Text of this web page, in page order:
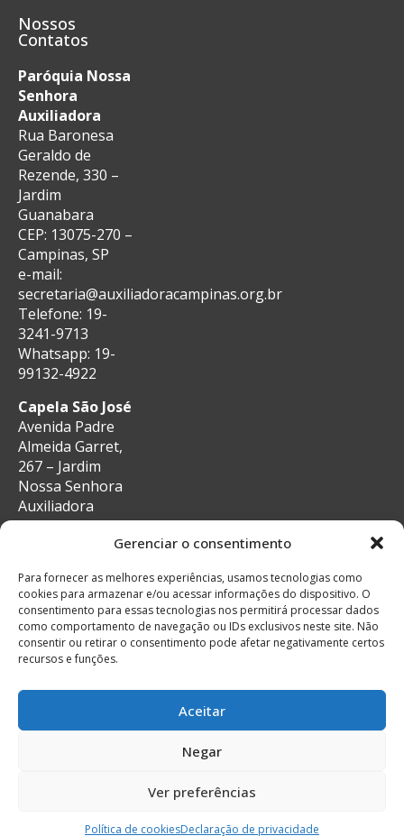
Gerenciar o consentimento
Para fornecer as melhores experiências, usamos tecnologias como
cookies para armazenar e/ou acessar informações do dispositivo. O
consentimento para essas tecnologias nos permitirá processar dados
como comportamento de navegação ou IDs exclusivos neste site. Não
consentir ou retirar o consentimento pode afetar negativamente certos
recursos e funções.
Aceitar
Negar
Ver preferências
Política de cookiesDeclaração de privacidade
Nossos
Contatos
Paróquia Nossa
Senhora
Auxiliadora
Rua Baronesa
Geraldo de
Rezende, 330 –
Jardim
Guanabara
CEP: 13075-270 –
Campinas, SP
e-mail:
secretaria@auxiliadoracampinas.org.br
Telefone: 19-
3241-9713
Whatsapp: 19-
99132-4922
Capela São José
Avenida Padre
Almeida Garret,
267 – Jardim
Nossa Senhora
Auxiliadora
CEP: 13087-29 –
secretaria@auxiliadoracampinas.org.br
Telefone: 19-
3241-9713
Whatsapp: 19-
99132-4922
© Todos os direitos reservados